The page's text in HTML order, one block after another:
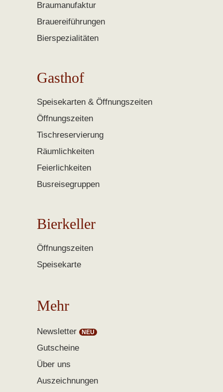
Braumanufaktur
Brauereiführungen
Bierspezialitäten
Gasthof
Speisekarten & Öffnungszeiten
Öffnungszeiten
Tischreservierung
Räumlichkeiten
Feierlichkeiten
Busreisegruppen
Bierkeller
Öffnungszeiten
Speisekarte
Mehr
Newsletter
Gutscheine
Über uns
Auszeichnungen